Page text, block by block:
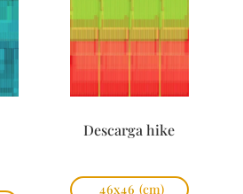
Descarga hike
46x46 (cm)